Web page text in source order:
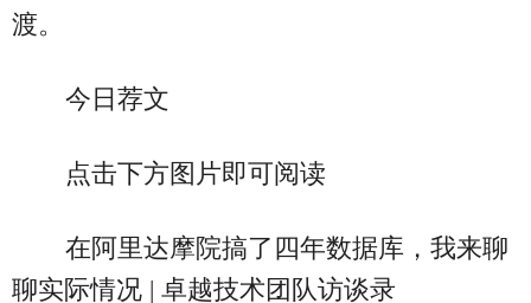
渡。
今日荐文
点击下方图片即可阅读
在阿里达摩院搞了四年数据库，我来聊
聊实际情况 | 卓越技术团队访谈录